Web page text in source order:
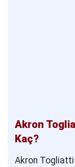
Akron
Kaç?
Akron Togliatti